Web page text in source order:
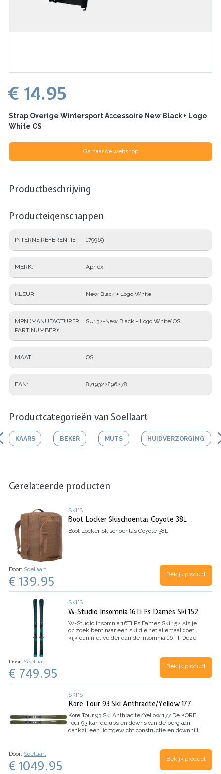
€ 14.95
Strap Overige Wintersport Accessoire New Black + Logo
White OS
Ga naar de webshop
Productbeschrijving
Producteigenschappen
INTERNE REFERENTIE 179969
MERK Aphex
KLEUR New Black + Logo White
MPN (MANUFACTURER
PART NUMBER)
SU132-New Black + Logo White*OS
MAAT OS
EAN 8719322896278
Productcategorieën van Soellaart
KAARS BEKER MUTS HUIDVERZORGING
Gerelateerde producten
SKI'S
Boot Locker Skischoentas Coyote 38L
Boot Locker Skischoentas Coyote 38L
Door: Soellaart
€ 139.95 Bekijk product
SKI'S
W-Studio Insomnia 16Ti Ps Dames Ski 152
W-Studio Insomnia 16Ti Ps Dames Ski 152 Als je
op zoek bent naar een ski die het allemaal doet,
kijk dan niet verder dan de Insomnia 16 TI. Deze
Door: Soellaart
€ 749.95 Bekijk product
SKI'S
Kore Tour 93 Ski Anthracite/Yellow 177
Kore Tour 93 Ski Anthracite/Yellow 177 De KORE
Tour 93 kan de ups en downs van de berg aan,
dankzij een lichtgewicht constructie en downhill
Door: Soellaart
€ 1049.95 Bekijk product